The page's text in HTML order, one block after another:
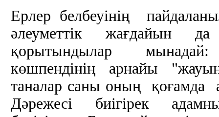
Ерлер белбеуінің
әлеуметтік жағдайын да
қорытындылар
көшпендінің арнайы
таналар саны оның қоғамда
Дәрежесі биігірек